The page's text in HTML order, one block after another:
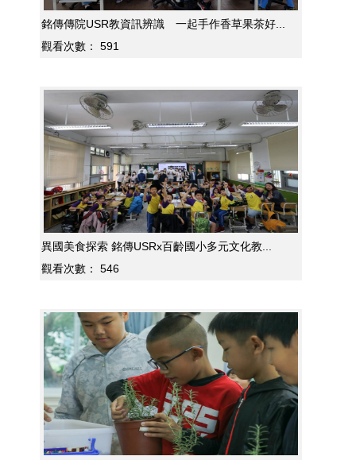
銘傳傳院USR教資訊辨識 一起手作香草果茶好...
觀看次數：
591
異國美食探索 銘傳USRx百齡國小多元文化教...
觀看次數：
546